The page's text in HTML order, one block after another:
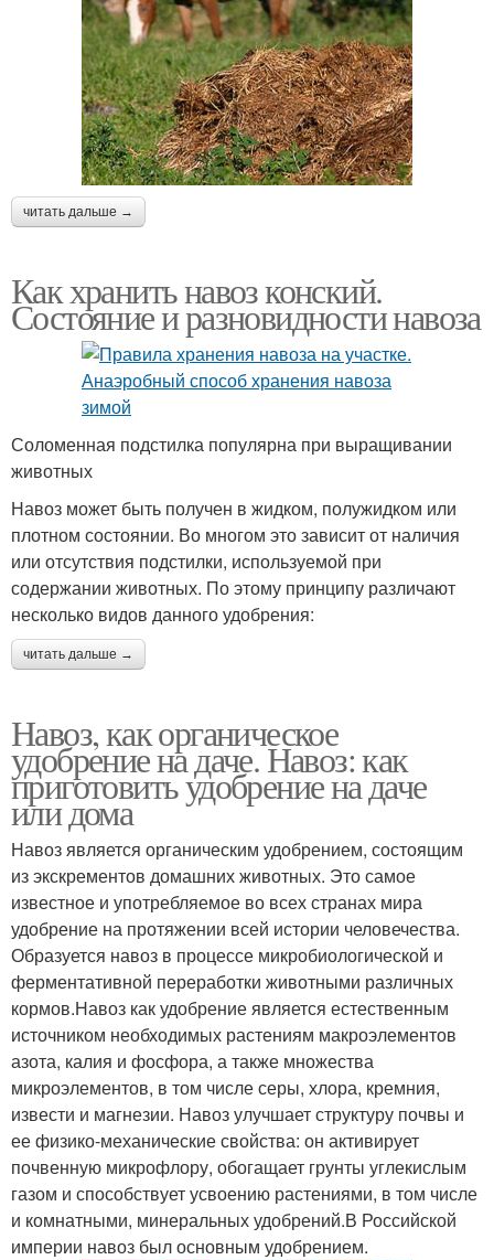
читать дальше →
Как хранить навоз конский.
Состояние и разновидности навоза
Соломенная подстилка популярна при выращивании
животных
Навоз может быть получен в жидком, полужидком или
плотном состоянии. Во многом это зависит от наличия
или отсутствия подстилки, используемой при
содержании животных. По этому принципу различают
несколько видов данного удобрения:
читать дальше →
Навоз, как органическое
удобрение на даче. Навоз: как
приготовить удобрение на даче
или дома
Навоз является органическим удобрением, состоящим
из экскрементов домашних животных. Это самое
известное и употребляемое во всех странах мира
удобрение на протяжении всей истории человечества.
Образуется навоз в процессе микробиологической и
ферментативной переработки животными различных
кормов.Навоз как удобрение является естественным
источником необходимых растениям макроэлементов
азота, калия и фосфора, а также множества
микроэлементов, в том числе серы, хлора, кремния,
извести и магнезии. Навоз улучшает структуру почвы и
ее физико-механические свойства: он активирует
почвенную микрофлору, обогащает грунты углекислым
газом и способствует усвоению растениями, в том числе
и комнатными, минеральных удобрений.В Российской
империи навоз был основным удобрением.